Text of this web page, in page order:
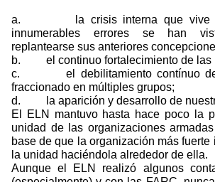
a.
la crisis interna que
innumerables errores se han
replantearse sus anteriores
b.
el continuo fortalecimiento de las
c.
el debilitamiento contínuo
fraccionado en múltiples grupos;
d.
la aparición y desarrollo de
El ELN mantuvo hasta hace poco la
unidad de las organizaciones
base de que la organización más
la unidad haciéndola alrededor de ella.
Aunque el ELN realizó algunos